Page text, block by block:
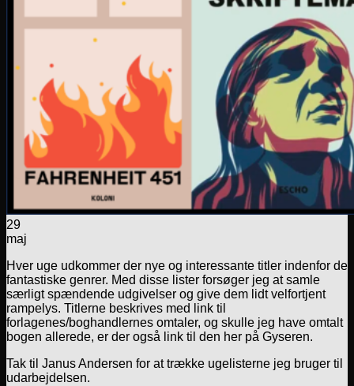
29
maj
Hver uge udkommer der nye og interessante titler indenfor de
fantastiske genrer. Med disse lister forsøger jeg at samle
særligt spændende udgivelser og give dem lidt velfortjent
rampelys. Titlerne beskrives med link til
forlagenes/boghandlernes omtaler, og skulle jeg have omtalt
bogen allerede, er der også link til den her på Gyseren.
Tak til Janus Andersen for at trække ugelisterne jeg bruger til
udarbejdelsen.